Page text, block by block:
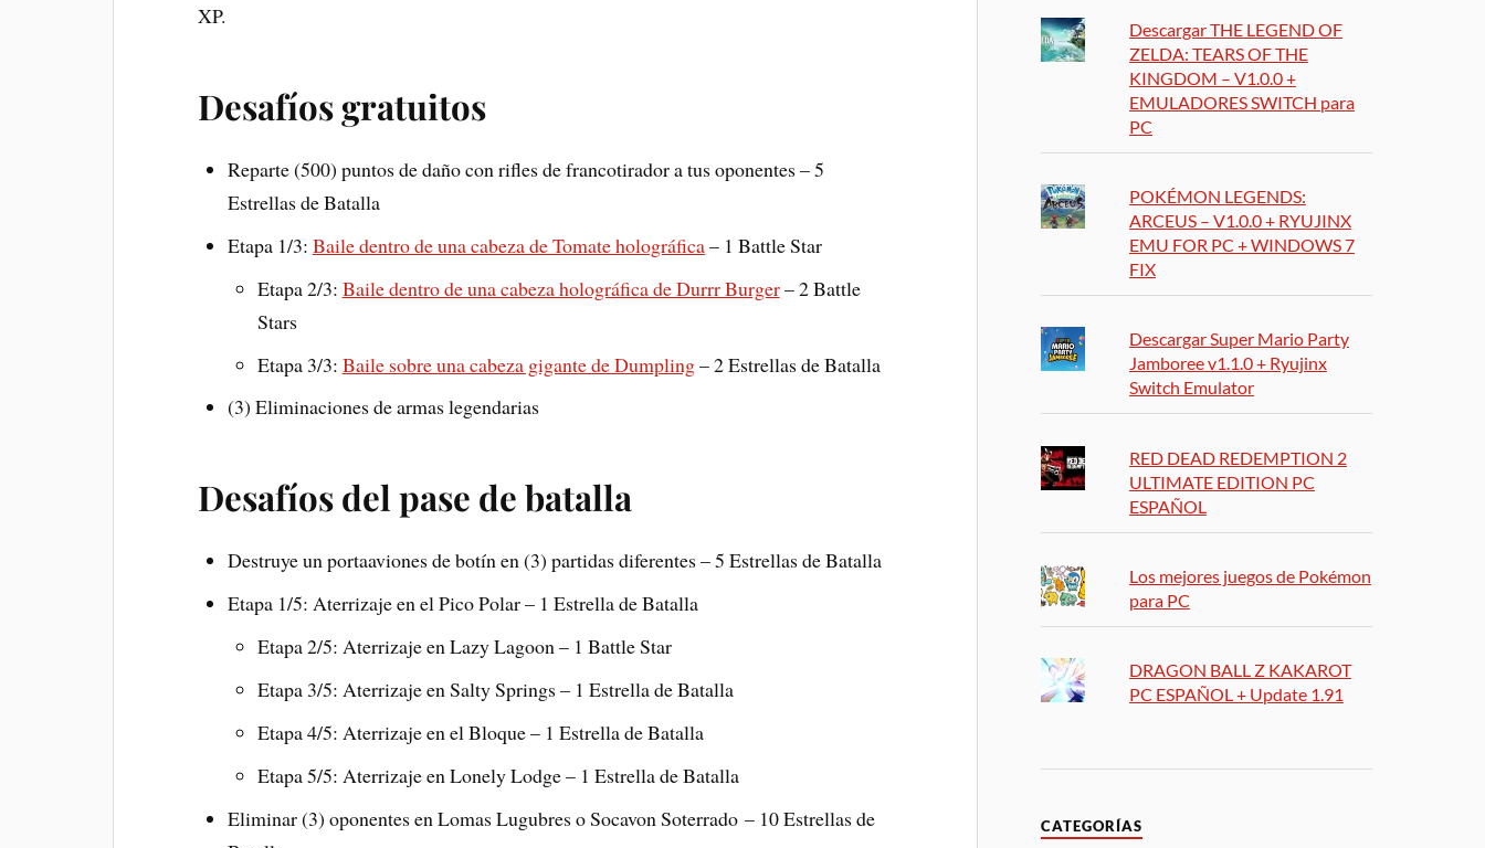
XP.
Desafíos gratuitos
Reparte (500) puntos de daño con rifles de francotirador a tus oponentes – 5
Estrellas de Batalla
Etapa 1/3: Baile dentro de una cabeza de Tomate holográfica– 1 Battle Star
Etapa 2/3: Baile dentro de una cabeza holográfica de Durrr Burger– 2 Battle
Stars
Etapa 3/3: Baile sobre una cabeza gigante de Dumpling– 2 Estrellas de Batalla
(3) Eliminaciones de armas legendarias
Desafíos del pase de batalla
Destruye un portaaviones de botín en (3) partidas diferentes – 5 Estrellas de Batalla
Etapa 1/5: Aterrizaje en el Pico Polar – 1 Estrella de Batalla
Etapa 2/5: Aterrizaje en Lazy Lagoon – 1 Battle Star
Etapa 3/5: Aterrizaje en Salty Springs – 1 Estrella de Batalla
Etapa 4/5: Aterrizaje en el Bloque – 1 Estrella de Batalla
Etapa 5/5: Aterrizaje en Lonely Lodge – 1 Estrella de Batalla
Eliminar (3) oponentes en Lomas Lugubres o Socavon Soterrado – 10 Estrellas de
Descargar THE LEGEND OF
ZELDA: TEARS OF THE
KINGDOM – V1.0.0 +
EMULADORES SWITCH para
PC
POKÉMON LEGENDS:
ARCEUS – V1.0.0 + RYUJINX
EMU FOR PC + WINDOWS 7
FIX
Descargar Super Mario Party
Jamboree v1.1.0 + Ryujinx
Switch Emulator
RED DEAD REDEMPTION 2
ULTIMATE EDITION PC
ESPAÑOL
Los mejores juegos de Pokémon
para PC
DRAGON BALL Z KAKAROT
PC ESPAÑOL + Update 1.91
CATEGORÍAS